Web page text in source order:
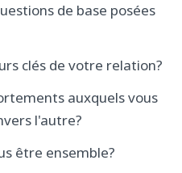
de base posées
clés de votre relation?
auxquels vous
l'autre?
être ensemble?